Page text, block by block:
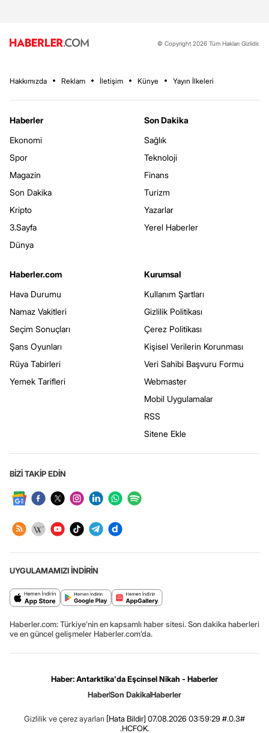
© Copyright 2026 Tüm Hakları Gizlidir.
Hakkımızda Reklam İletişim Künye Yayın İlkeleri
Haberler
Ekonomi
Spor
Magazin
Son Dakika
Kripto
3.Sayfa
Dünya
Son Dakika
Sağlık
Teknoloji
Finans
Turizm
Yazarlar
Yerel Haberler
Haberler.com
Hava Durumu
Namaz Vakitleri
Seçim Sonuçları
Şans Oyunları
Rüya Tabirleri
Yemek Tarifleri
Kurumsal
Kullanım Şartları
Gizlilik Politikası
Çerez Politikası
Kişisel Verilerin Korunması
Veri Sahibi Başvuru Formu
Webmaster
Mobil Uygulamalar
RSS
Sitene Ekle
BİZİ TAKİP EDİN
UYGULAMAMIZI İNDİRİN
Haberler.com: Türkiye’nin en kapsamlı haber sitesi. Son dakika haberleri
ve en güncel gelişmeler Haberler.com’da.
Haber: Antarktika'da Eşcinsel Nikah - Haberler
HaberSon DakikaHaberler
Gizlilik ve çerez ayarları [Hata Bildir] 07.08.2026 03:59:29 #.0.3#
.HCFOK.